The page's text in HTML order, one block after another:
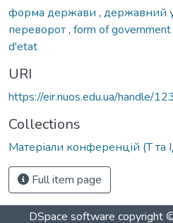
форма держави , державний
переворот, form of government
d'etat
URI
https://eir.nuos.edu.ua/handle/
Collections
Матеріали конференцій (Т та
Full item page
DSpace software copyright